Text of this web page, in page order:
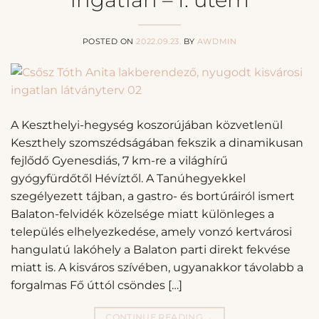
POSTED ON2022.09.23. BY AWDMIN
A Keszthelyi-hegység koszorújában közvetlenül
Keszthely szomszédságában fekszik a dinamikusan
fejlődő Gyenesdiás, 7 km-re a világhírű
gyógyfürdőtől Hévíztől. A Tanúhegyekkel
szegélyezett tájban, a gastro- és bortúráiról ismert
Balaton-felvidék közelsége miatt különleges a
település elhelyezkedése, amely vonzó kertvárosi
hangulatú lakóhely a Balaton parti direkt fekvése
miatt is. A kisváros szívében, ugyanakkor távolabb a
forgalmas Fő úttól csöndes […]